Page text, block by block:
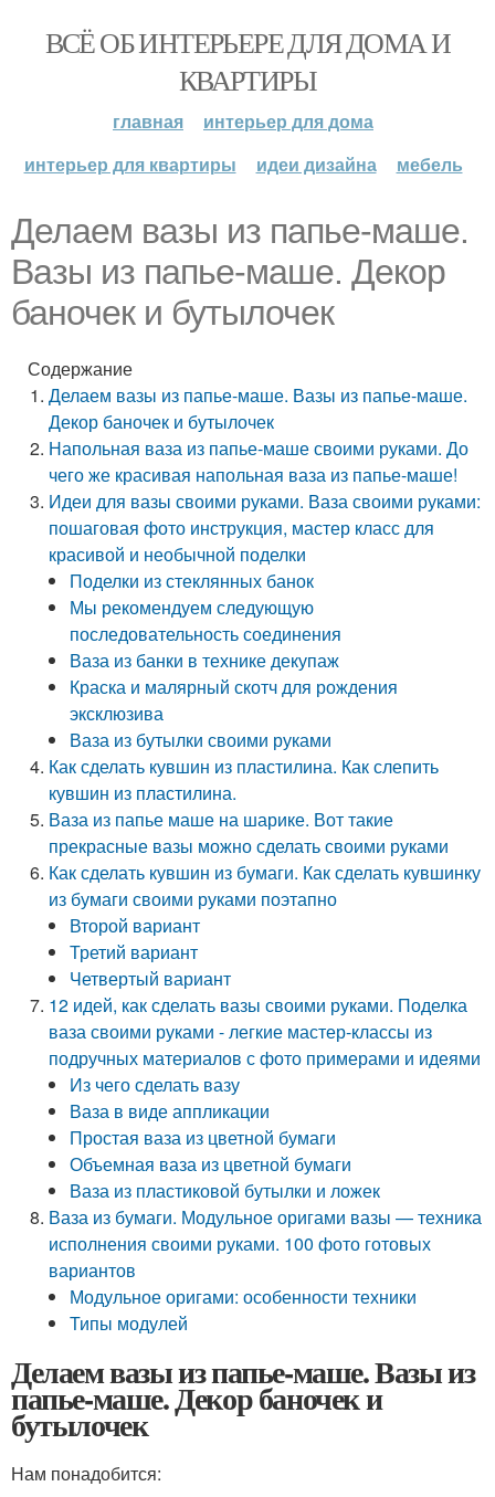
ВСЁ ОБ ИНТЕРЬЕРЕ ДЛЯ ДОМА И
КВАРТИРЫ
главная
интерьер для дома
интерьер для квартиры
идеи дизайна мебель
Делаем вазы из папье-маше.
Вазы из папье-маше. Декор
баночек и бутылочек
Содержание
Делаем вазы из папье-маше. Вазы из папье-маше.
Декор баночек и бутылочек
Напольная ваза из папье-маше своими руками. До
чего же красивая напольная ваза из папье-маше!
Идеи для вазы своими руками. Ваза своими руками:
пошаговая фото инструкция, мастер класс для
красивой и необычной поделки
Поделки из стеклянных банок
Мы рекомендуем следующую
последовательность соединения
Ваза из банки в технике декупаж
Краска и малярный скотч для рождения
эксклюзива
Ваза из бутылки своими руками
Как сделать кувшин из пластилина. Как слепить
кувшин из пластилина.
Ваза из папье маше на шарике. Вот такие
прекрасные вазы можно сделать своими руками
Как сделать кувшин из бумаги. Как сделать кувшинку
из бумаги своими руками поэтапно
Второй вариант
Третий вариант
Четвертый вариант
12 идей, как сделать вазы своими руками. Поделка
ваза своими руками - легкие мастер-классы из
подручных материалов с фото примерами и идеями
Из чего сделать вазу
Ваза в виде аппликации
Простая ваза из цветной бумаги
Объемная ваза из цветной бумаги
Ваза из пластиковой бутылки и ложек
Ваза из бумаги. Модульное оригами вазы — техника
исполнения своими руками. 100 фото готовых
вариантов
Модульное оригами: особенности техники
Типы модулей
Делаем вазы из папье-маше. Вазы из
папье-маше. Декор баночек и
бутылочек
Нам понадобится: